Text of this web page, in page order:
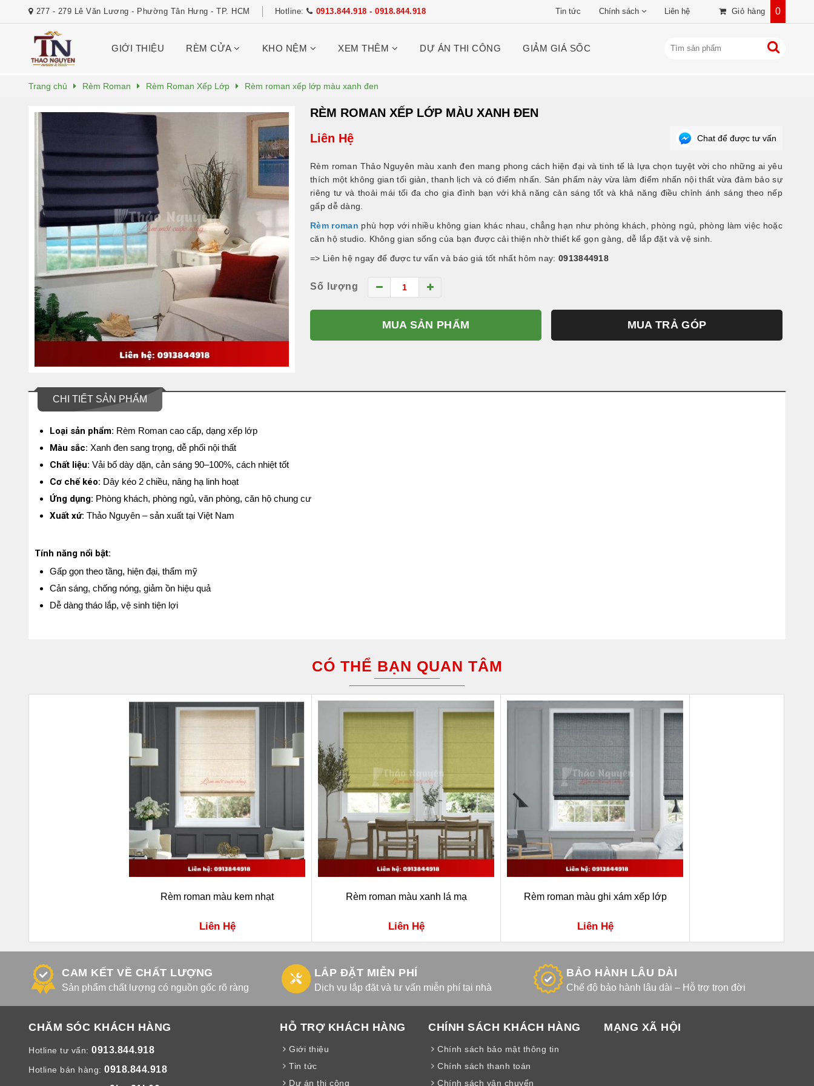
277 - 279 Lê Văn Lương - Phường Tân Hưng - TP. HCM Hotline: 0913.844.918 - 0918.844.918 Tin tức Chính sách Liên hệ Giỏ hàng 0
GIỚI THIỆU RÈM CỬA KHO NỆM XEM THÊM DỰ ÁN THI CÔNG GIẢM GIÁ SỐC
Trang chủ Rèm Roman Rèm Roman Xếp Lớp Rèm roman xếp lớp màu xanh đen
RÈM ROMAN XẾP LỚP MÀU XANH ĐEN
Liên Hệ
Chat để được tư vấn
Rèm roman Thảo Nguyên màu xanh đen mang phong cách hiện đại và tinh tế là lựa chọn tuyệt vời cho những ai yêu
thích một không gian tối giản, thanh lịch và có điểm nhấn. Sản phẩm này vừa làm điểm nhấn nội thất vừa đảm bảo sự
riêng tư và thoải mái tối đa cho gia đình bạn với khả năng cản sáng tốt và khả năng điều chỉnh ánh sáng theo nếp
gấp dễ dàng.
Rèm roman phù hợp với nhiều không gian khác nhau, chẳng hạn như phòng khách, phòng ngủ, phòng làm việc hoặc
căn hộ studio. Không gian sống của bạn được cải thiện nhờ thiết kế gọn gàng, dễ lắp đặt và vệ sinh.
=> Liên hệ ngay để được tư vấn và báo giá tốt nhất hôm nay: 0913844918
Số lượng
MUA SẢN PHẨM MUA TRẢ GÓP
CHI TIẾT SẢN PHẨM
Loại sản phẩm: Rèm Roman cao cấp, dạng xếp lớp
Màu sắc: Xanh đen sang trọng, dễ phối nội thất
Chất liệu: Vải bố dày dặn, cản sáng 90–100%, cách nhiệt tốt
Cơ chế kéo: Dây kéo 2 chiều, nâng hạ linh hoạt
Ứng dụng: Phòng khách, phòng ngủ, văn phòng, căn hộ chung cư
Xuất xứ: Thảo Nguyên – sản xuất tại Việt Nam
Tính năng nổi bật:
Gấp gọn theo tầng, hiện đại, thẩm mỹ
Cản sáng, chống nóng, giảm ồn hiệu quả
Dễ dàng tháo lắp, vệ sinh tiện lợi
CÓ THỂ BẠN QUAN TÂM
Rèm roman màu kem nhạt
Liên Hệ
Rèm roman màu xanh lá mạ
Liên Hệ
Rèm roman màu ghi xám xếp lớp
Liên Hệ
CAM KẾT VỀ CHẤT LƯỢNG
Sản phẩm chất lượng có nguồn gốc rõ ràng
LẮP ĐẶT MIỄN PHÍ
Dịch vụ lắp đặt và tư vấn miễn phí tại nhà
BẢO HÀNH LÂU DÀI
Chế độ bảo hành lâu dài – Hỗ trợ trọn đời
CHĂM SÓC KHÁCH HÀNG
Hotline tư vấn: 0913.844.918
Hotline bán hàng: 0918.844.918
HỖ TRỢ KHÁCH HÀNG
Giới thiệu
Tin tức
Dự án thi công
CHÍNH SÁCH KHÁCH HÀNG
Chính sách bảo mật thông tin
Chính sách thanh toán
Chính sách vận chuyển
MẠNG XÃ HỘI